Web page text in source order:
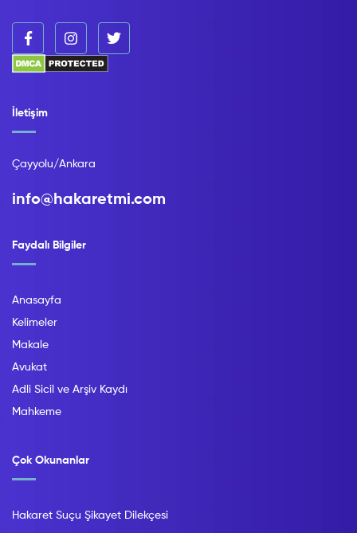
Faydalı Bilgiler
Anasayfa
Kelimeler
Makale
Avukat
Adli Sicil ve Arşiv Kaydı
Mahkeme
Çok Okunanlar
Hakaret Suçu Şikayet Dilekçesi
İletişim
Çayyolu/Ankara
info@hakaretmi.com